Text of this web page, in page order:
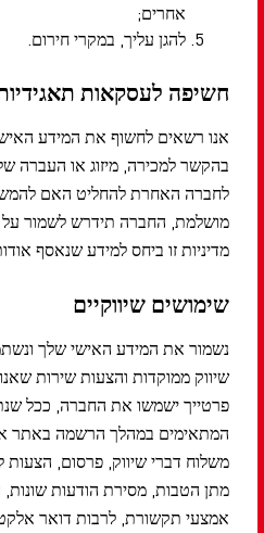
אחרים;
להגן עליך, במקרי חירום.
חשיפה לעסקאות
אנו רשאים לחשוף את המידע
בהקשר למכירה, מיזוג או העברה
לחברה האחרת להחליט האם
מושלמת, החברה תידרש לשמור על
מדיניות זו ביחס למידע שנאסף
שימושים שיווקיים
נשמור את המידע האישי שלך
שיווק ממוקדות והצעות שירות
פרטייך ישמשו את החברה, ככל
המתאימים במהלך הרשמה באתר
משלוח דברי שיווק, פרסום, הצעות
מתן הטבות, מסירת הודעות שונות,